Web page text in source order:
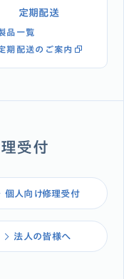
定期配送
品一覧
期配送のご案内
受付
個人向け修理受付
法人の皆様へ